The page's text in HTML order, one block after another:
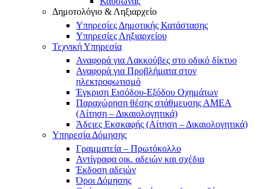
Δημοτολόγιο & Ληξιαρχείο
Υπηρεσίες Δημοτικής Κατάστασης
Υπηρεσίες Ληξιαρχείου
Τεχνική Υπηρεσία
Αναφορά για Λακκούβες στο οδικό δίκτυο
Αναφορά για Προβλήματα στον
ηλεκτροφωτισμό
Έγκριση Εισόδου-Εξόδου Οχημάτων
Παραχώρηση θέσης στάθμευσης ΑΜΕΑ
(Αίτηση – Δικαιολογητικά)
Άδειες Εκσκαφής (Αίτηση – Δικαιολογητικά)
Υπηρεσία Δόμησης
Γραμματεία – Πρωτόκολλο
Αντίγραφα οικ. αδειών και σχέδια
Έκδοση αδειών
Όροι Δόμησης